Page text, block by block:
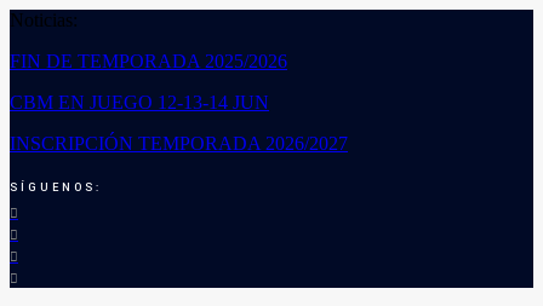
Noticias:
FIN DE TEMPORADA 2025/2026
CBM EN JUEGO 12-13-14 JUN
INSCRIPCIÓN TEMPORADA 2026/2027
SÍGUENOS: